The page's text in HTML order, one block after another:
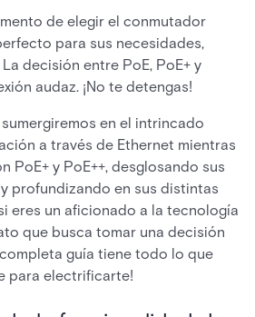
de elegir el conmutador
para sus necesidades,
decisión entre PoE, PoE+ y
audaz. ¡No te detengas!
en el intrincado
a través de Ethernet mientras
PoE+ y PoE++, desglosando sus
profundizando en sus distintas
eres un aficionado a la tecnología
que busca tomar una decisión
guía tiene todo lo que
para electrificarte!